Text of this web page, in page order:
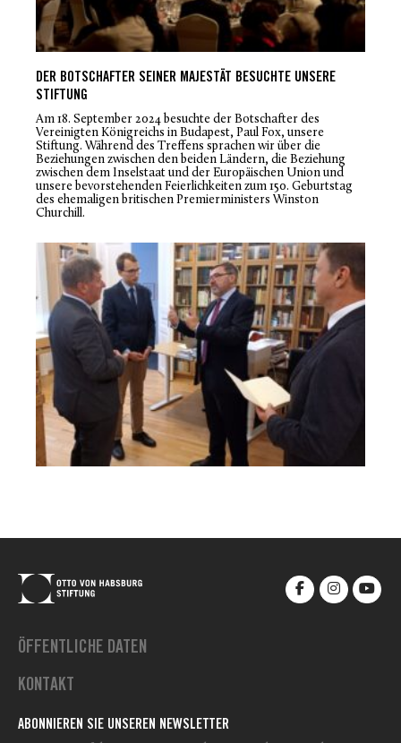
DER BOTSCHAFTER SEINER MAJESTÄT BESUCHTE UNSERE
STIFTUNG
Am 18. September 2024 besuchte der Botschafter des
Vereinigten Königreichs in Budapest, Paul Fox, unsere
Stiftung. Während des Treffens sprachen wir über die
Beziehungen zwischen den beiden Ländern, die Beziehung
zwischen dem Inselstaat und der Europäischen Union und
unsere bevorstehenden Feierlichkeiten zum 150. Geburtstag
des ehemaligen britischen Premierministers Winston
Churchill.
ÖFFENTLICHE DATEN
KONTAKT
ABONNIEREN SIE UNSEREN NEWSLETTER